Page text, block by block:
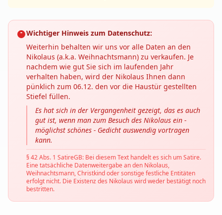
Wichtiger Hinweis zum Datenschutz:
Weiterhin behalten wir uns vor alle Daten an den
Nikolaus (a.k.a. Weihnachtsmann) zu verkaufen. Je
nachdem wie gut Sie sich im laufenden Jahr
verhalten haben, wird der Nikolaus Ihnen dann
pünklich zum 06.12. den vor die Haustür gestellten
Stiefel füllen.
Es hat sich in der Vergangenheit gezeigt, das es auch
gut ist, wenn man zum Besuch des Nikolaus ein -
möglichst schönes - Gedicht auswendig vortragen
kann.
§ 42 Abs. 1 SatireGB: Bei diesem Text handelt es sich um Satire.
Eine tatsächliche Datenweitergabe an den Nikolaus,
Weihnachtsmann, Christkind oder sonstige festliche Entitäten
erfolgt nicht. Die Existenz des Nikolaus wird weder bestätigt noch
bestritten.